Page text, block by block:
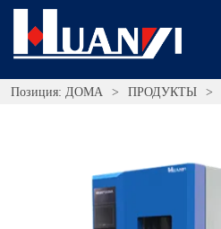
Позиция: ДОМА > ПРОДУКТЫ >